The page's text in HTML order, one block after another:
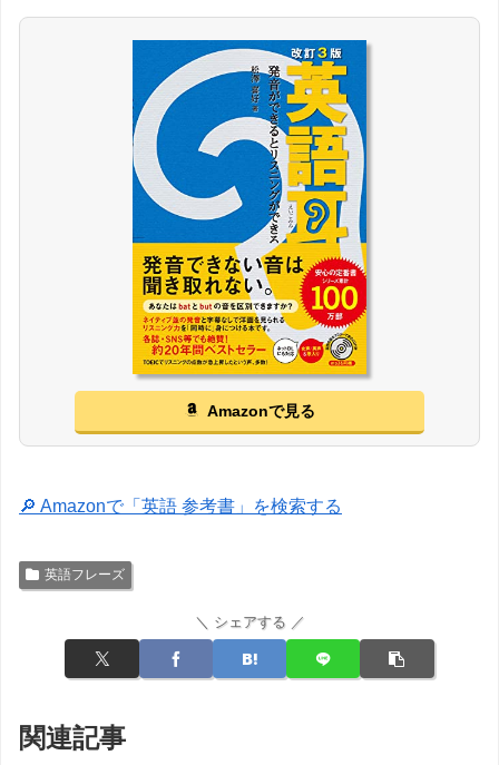
Amazonで見る
🔎 Amazonで「英語 参考書」を検索する
英語フレーズ
＼ シェアする ／
関連記事